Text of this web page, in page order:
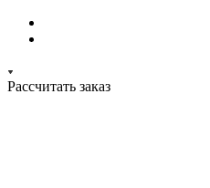
Рассчитать заказ